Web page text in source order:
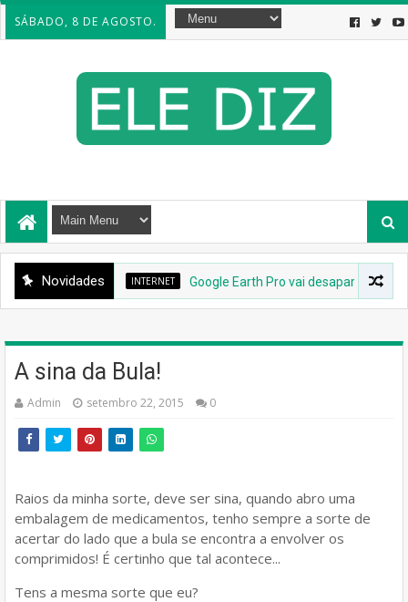
SÁBADO, 8 DE AGOSTO.
NovidadesINTERNET Google Earth Pro vai desaparecer: Google
A sina da Bula!
Admin setembro 22, 2015 0
Raios da minha sorte, deve ser sina, quando abro uma
embalagem de medicamentos, tenho sempre a sorte de
acertar do lado que a bula se encontra a envolver os
comprimidos! É certinho que tal acontece...
Tens a mesma sorte que eu?